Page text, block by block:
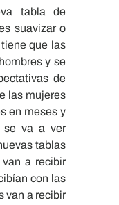
tabla de
suavizar o
que las
y se
de
las mujeres
en meses y
se va a ver
tablas
a recibir
con las
van a recibir